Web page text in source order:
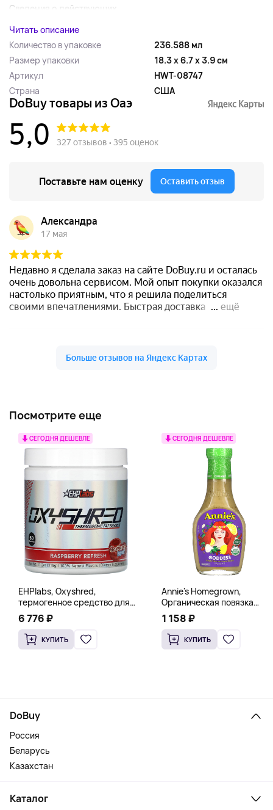
Сведения о действующих...
Читать описание
Количество в упаковке
236.588 мл
Размер упаковки
18.3 x 6.7 x 3.9 см
Артикул
HWT-08747
Страна
США
Посмотрите еще
СЕГОДНЯ ДЕШЕВЛЕ
EHPlabs, Oxyshred,
термогенное средство для
сжигания жира, малиновое
освежение, 318 г (11,2 унции)
6 776 ₽
КУПИТЬ
СЕГОДНЯ ДЕШЕВЛЕ
Annie's Homegrown,
Органическая повязка
«Богиня», 236 мл (8 жидк.
унц.)
1 158 ₽
КУПИТЬ
DoBuy
Россия
Беларусь
Казахстан
Каталог